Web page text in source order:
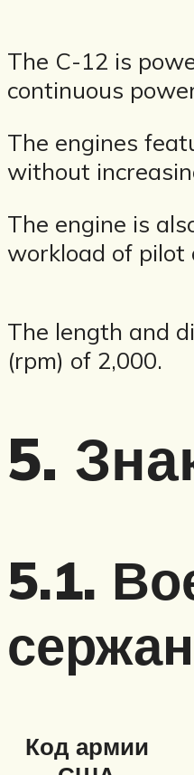
The C-12 is
continuous
The engines
without
The engine is
workload of pilot
The length and
(rpm) of 2,000.
5.
5.1.
Код армии